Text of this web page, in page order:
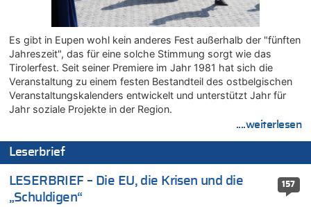
Soll Belgien Tempolimit auf Autobahnen erhöhen? – In
Tschechien ab 2024 maximal 150 km/h erlaubt
07.08.2026 - 10:05 von N. A. Klar zu
In Belgien missachten zwei von drei Autofahrern das
Tempolimit in 30er-Zonen – Untersuchung von Vias
07.08.2026 - 09:31 von Ermitler zu
Das 44. Tirolerfest in Eupen in Bildern [Fotogalerie]
07.08.2026 - 09:03 von JoKrings zu
Zweite Hitzewelle in diesem Sommer ist jetzt amtlich
07.08.2026 - 01:12 von WK zu
Warum die Waldbrände in Frankreich und Spanien Rekorde
Es gibt in Eupen wohl kein anderes Fest außerhalb der "fünften
Jahreszeit", das für eine solche Stimmung sorgt wie das
Tirolerfest. Seit seiner Premiere im Jahr 1981 hat sich die
Veranstaltung zu einem festen Bestandteil des ostbelgischen
Veranstaltungskalenders entwickelt und unterstützt Jahr für
Jahr soziale Projekte in der Region.
....weiterlesen
Leserbrief
157
LESERBRIEF – Die EU, die Krisen und die
„Schuldigen“